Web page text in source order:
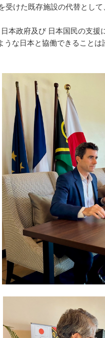
けた既存施設の代替とし
本政府及び 日本国民の支
うな日本と協働できるこ